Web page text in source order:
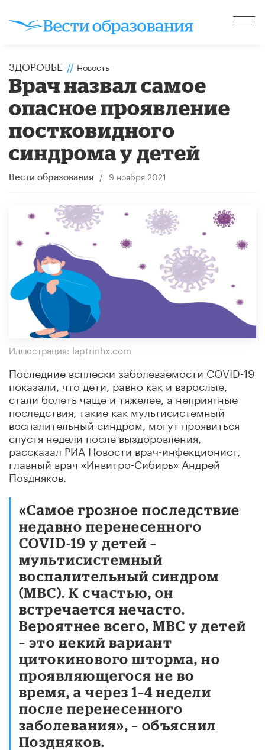
ЗДОРОВЬЕ // Новость
Врач назвал самое
опасное проявление
постковидного
синдрома у детей
Вести образования / 9 ноября 2021
Иллюстрация: laptrinhx.com
Последние всплески заболеваемости COVID-19
показали, что дети, равно как и взрослые,
стали болеть чаще и тяжелее, а неприятные
последствия, такие как мультисистемный
воспалительный синдром, могут проявиться
спустя недели после выздоровления,
рассказал РИА Новости врач-инфекционист,
главный врач «Инвитро-Сибирь» Андрей
Поздняков.
«Самое грозное последствие
недавно перенесенного
COVID-19 у детей –
мультисистемный
воспалительный синдром
(МВС). К счастью, он
встречается нечасто.
Вероятнее всего, МВС у детей
– это некий вариант
цитокинового шторма, но
проявляющегося не во
время, а через 1–4 недели
после перенесенного
заболевания», – объяснил
Поздняков.